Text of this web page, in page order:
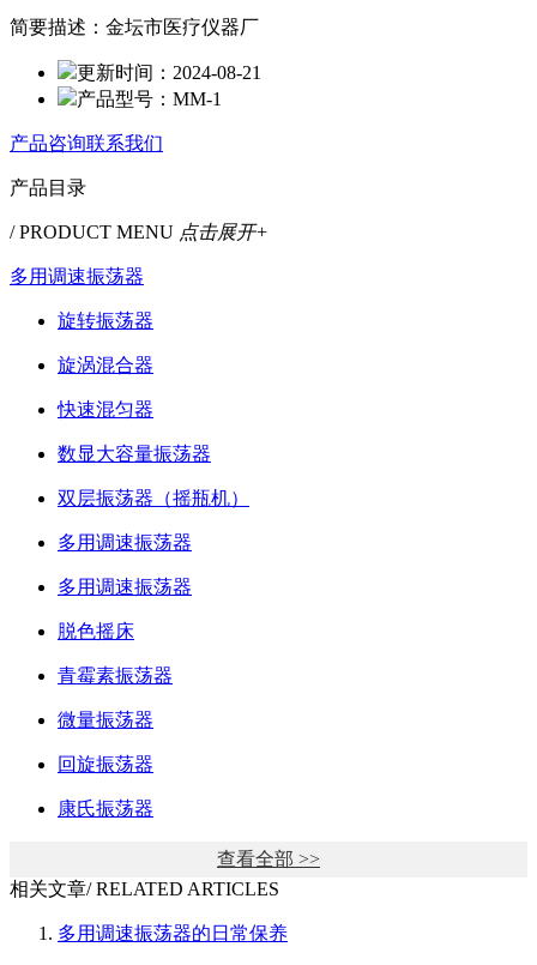
简要描述： 金坛市医疗仪器厂
更新时间： 2024-08-21
产品型号： MM-1
产品咨询联系我们
产品目录
/ PRODUCT MENU 点击展开+
多用调速振荡器
旋转振荡器
旋涡混合器
快速混匀器
数显大容量振荡器
双层振荡器（摇瓶机）
多用调速振荡器
多用调速振荡器
脱色摇床
青霉素振荡器
微量振荡器
回旋振荡器
康氏振荡器
查看全部 >>
相关文章/ RELATED ARTICLES
多用调速振荡器的日常保养